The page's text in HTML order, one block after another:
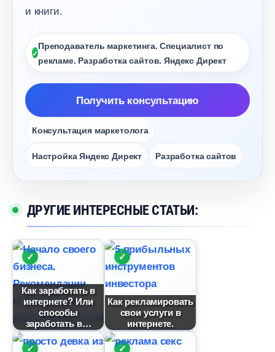
и книги.
Преподаватель маркетинга. Специалист по
рекламе. Разработка сайтов. Яндекс Директ
Получить консультацию
Консультация маркетолога
Настройка Яндекс Директ Разработка сайто
ДРУГИЕ ИНТЕРЕСНЫЕ СТАТЬИ:
Как заработать
интернете? Или
способы
заработать
Как рекламировать
свои услуги
интернете.